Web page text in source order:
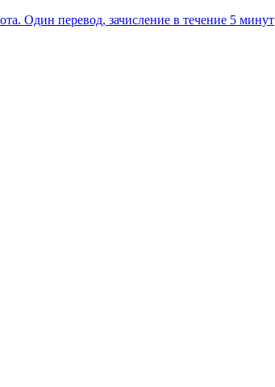
Один перевод, зачисление в течение 5 минут